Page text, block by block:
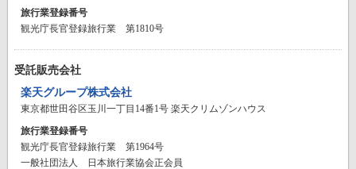
旅行業登録番号
観光庁長官登録旅行業 第1810号
受託販売会社
楽天グループ株式会社
東京都世田谷区玉川一丁目14番1号 楽天クリムゾンハウス
旅行業登録番号
観光庁長官登録旅行業 第1964号
一般社団法人 日本旅行業協会正会員